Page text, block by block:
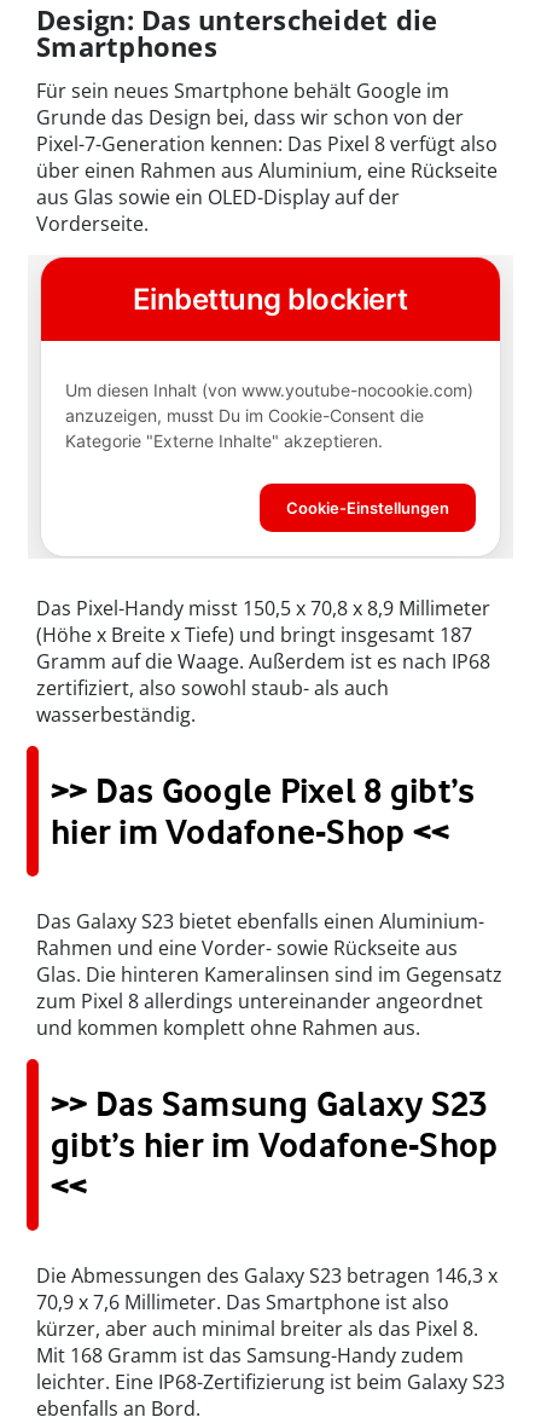
Design: Das unterscheidet die
Smartphones
Für sein neues Smartphone behält Google im
Grunde das Design bei, dass wir schon von der
Pixel-7-Generation kennen: Das Pixel 8 verfügt also
über einen Rahmen aus Aluminium, eine Rückseite
aus Glas sowie ein OLED-Display auf der
Vorderseite.
Das Pixel-Handy misst 150,5 x 70,8 x 8,9 Millimeter
(Höhe x Breite x Tiefe) und bringt insgesamt 187
Gramm auf die Waage. Außerdem ist es nach IP68
zertifiziert, also sowohl staub- als auch
wasserbeständig.
>> Das Google Pixel 8 gibt’s
hier im Vodafone-Shop <<
Das Galaxy S23 bietet ebenfalls einen Aluminium-
Rahmen und eine Vorder- sowie Rückseite aus
Glas. Die hinteren Kameralinsen sind im Gegensatz
zum Pixel 8 allerdings untereinander angeordnet
und kommen komplett ohne Rahmen aus.
>> Das Samsung Galaxy S23
gibt’s hier im Vodafone-Shop
<<
Die Abmessungen des Galaxy S23 betragen 146,3 x
70,9 x 7,6 Millimeter. Das Smartphone ist also
kürzer, aber auch minimal breiter als das Pixel 8.
Mit 168 Gramm ist das Samsung-Handy zudem
leichter. Eine IP68-Zertifizierung ist beim Galaxy S23
ebenfalls an Bord.